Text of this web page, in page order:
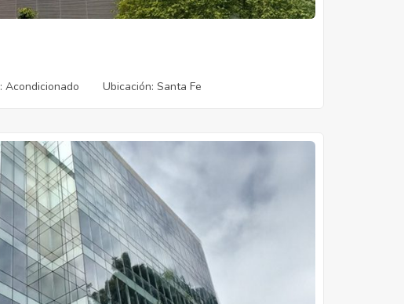
: Acondicionado Ubicación: Santa Fe